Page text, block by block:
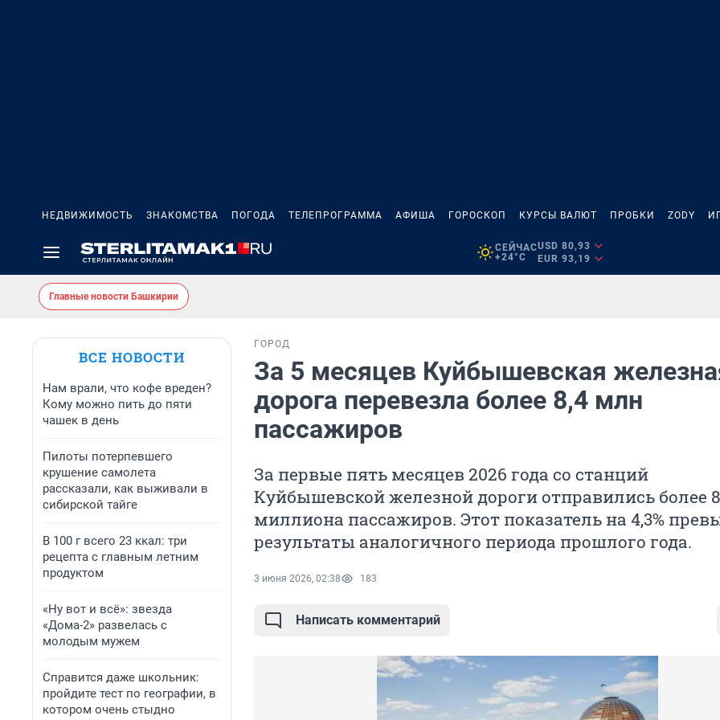
НЕДВИЖИМОСТЬ ЗНАКОМСТВА ПОГОДА ТЕЛЕПРОГРАММА АФИША ГОРОСКОП КУРСЫ ВАЛЮТ ПРОБКИ ZODY
СЕЙЧАС
+24°C
USD 80,93
EUR 93,19
Главные новости Башкирии
ВСЕ НОВОСТИ
Нам врали, что кофе вреден?
Кому можно пить до пяти
чашек в день
Пилоты потерпевшего
крушение самолета
рассказали, как выживали в
сибирской тайге
В 100 г всего 23 ккал: три
рецепта с главным летним
продуктом
«Ну вот и всё»: звезда
«Дома-2» развелась с
молодым мужем
Справится даже школьник:
пройдите тест по географии, в
котором очень стыдно
ГОРОД
За 5 месяцев Куйбышевская
дорога перевезла более 8,4 млн
пассажиров
За первые пять месяцев 2026 года со станций
Куйбышевской железной дороги отправились более
миллиона пассажиров. Этот показатель на 4,3%
результаты аналогичного периода прошлого года.
3 июня 2026, 02:38 183
Написать комментарий